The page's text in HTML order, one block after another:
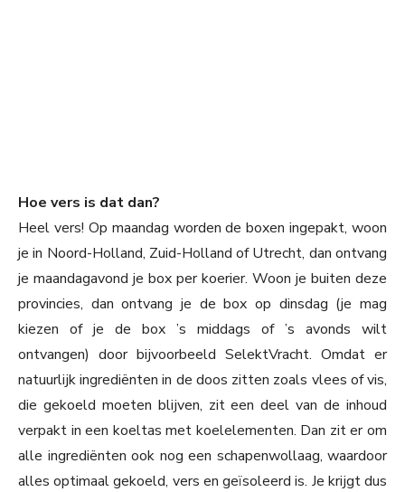
Hoe vers is dat dan?
Heel vers! Op maandag worden de boxen ingepakt, woon
je in Noord-Holland, Zuid-Holland of Utrecht, dan ontvang
je maandagavond je box per koerier. Woon je buiten deze
provincies, dan ontvang je de box op dinsdag (je mag
kiezen of je de box ’s middags of ’s avonds wilt
ontvangen) door bijvoorbeeld SelektVracht. Omdat er
natuurlijk ingrediënten in de doos zitten zoals vlees of vis,
die gekoeld moeten blijven, zit een deel van de inhoud
verpakt in een koeltas met koelelementen. Dan zit er om
alle ingrediënten ook nog een schapenwollaag, waardoor
alles optimaal gekoeld, vers en geïsoleerd is. Je krijgt dus